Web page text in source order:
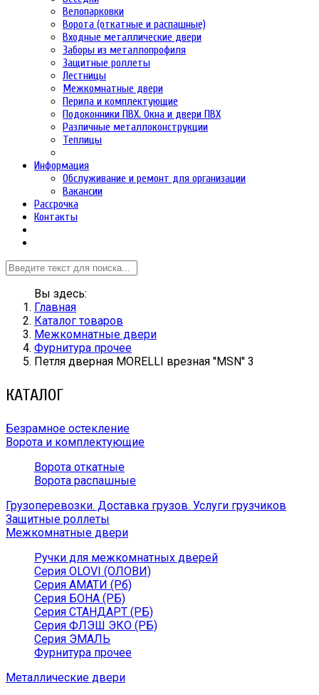
Велопарковки
Ворота (откатные и распашные)
Входные металлические двери
Заборы из металлопрофиля
Защитные роллеты
Лестницы
Межкомнатные двери
Перила и комплектующие
Подоконники ПВХ. Окна и двери ПВХ
Различные металлоконструкции
Теплицы
Информация
Обслуживание и ремонт для организации
Вакансии
Рассрочка
Контакты
Вы здесь:
Главная
Каталог товаров
Межкомнатные двери
Фурнитура прочее
Петля дверная MORELLI врезная ''MSN'' 3
КАТАЛОГ
Безрамное остекление
Ворота и комплектующие
Ворота откатные
Ворота распашные
Грузоперевозки. Доставка грузов. Услуги грузчиков
Защитные роллеты
Межкомнатные двери
Ручки для межкомнатных дверей
Серия OLOVI (ОЛОВИ)
Серия АМАТИ (Рб)
Серия БОНА (РБ)
Серия СТАНДАРТ (РБ)
Серия ФЛЭШ ЭКО (РБ)
Серия ЭМАЛЬ
Фурнитура прочее
Металлические двери